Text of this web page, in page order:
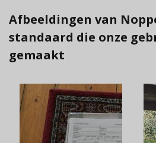
Afbeeldingen van
standaard die onze
gemaakt